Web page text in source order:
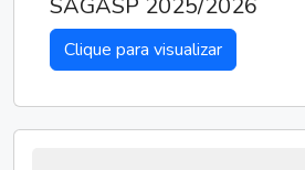
Clique para visualizar